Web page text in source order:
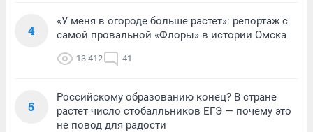
4
«У меня в огороде больше растет»: репортаж с
самой провальной «Флоры» в истории Омска
13 412 41
5
Российскому образованию конец? В стране
растет число стобалльников ЕГЭ — почему это
не повод для радости